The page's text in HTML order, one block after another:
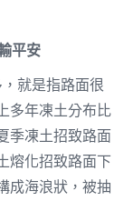
平安
，就是指路面很
多年凍土分布比
季凍土招致路面
熔化招致路面下
成海浪狀，被抽